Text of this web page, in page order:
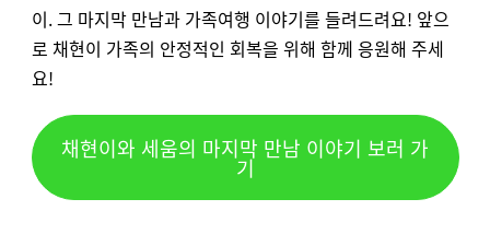
이. 그 마지막 만남과 가족여행 이야기를 들려드려요! 앞으
로 채현이 가족의 안정적인 회복을 위해 함께 응원해 주세
요!
채현이와 세움의 마지막 만남 이야기 보러 가
기